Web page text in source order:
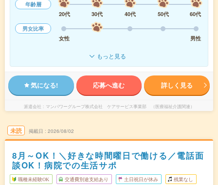
年齢層
20代
30代 40代 50代
60代
男女比率
女性
男性
もっと見る
気になる! 応募へ進む 詳しく見る
派遣会社 マンパワーグループ株式会社 ケアサービス事業部 （医療福祉介護関連）
未読 掲載日 2026/08/02
8月～OK！＼好きな時間曜日で働ける／電話面
談OK！病院での生活サポ
職種未経験OK 交通費別途支給あり 土日祝日が休み 残業なし